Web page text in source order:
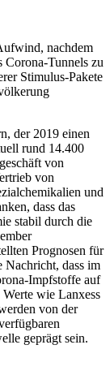
nachdem
Corona-Tunnels zu
Stimulus-Pakete
der 2019 einen
rund 14.400
von
von
und
dass das
stabil durch die
Prognosen für
Nachricht, dass im
Impfstoffe auf
wie Lanxess
von der
geprägt sein.